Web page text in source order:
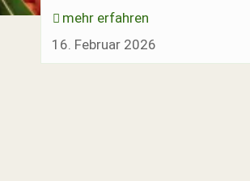
erdölfrei. mehr erfahren
16. Februar 2026